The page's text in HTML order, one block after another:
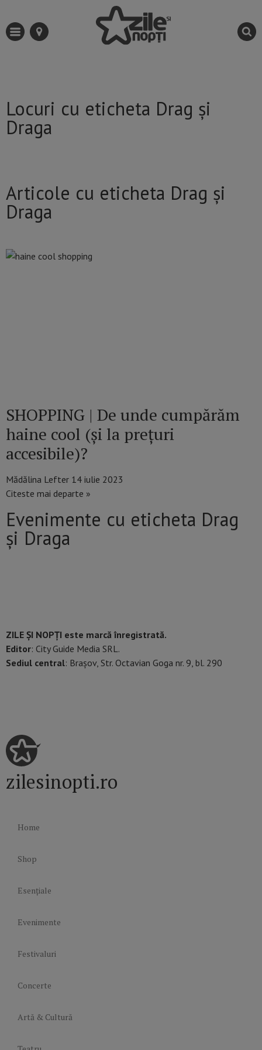
Locuri cu eticheta Drag și
Draga
Articole cu eticheta Drag și
Draga
SHOPPING | De unde cumpărăm
haine cool (și la prețuri
accesibile)?
Mădălina Lefter 14 iulie 2023
Citeste mai departe »
Evenimente cu eticheta Drag
și Draga
ZILE ȘI NOPȚI este marcă înregistrată.
Editor: City Guide Media SRL.
Sediul central: Brașov, Str. Octavian Goga nr. 9, bl. 290
zilesinopti.ro
Home
Shop
Esențiale
Evenimente
Festivaluri
Concerte
Artă & Cultură